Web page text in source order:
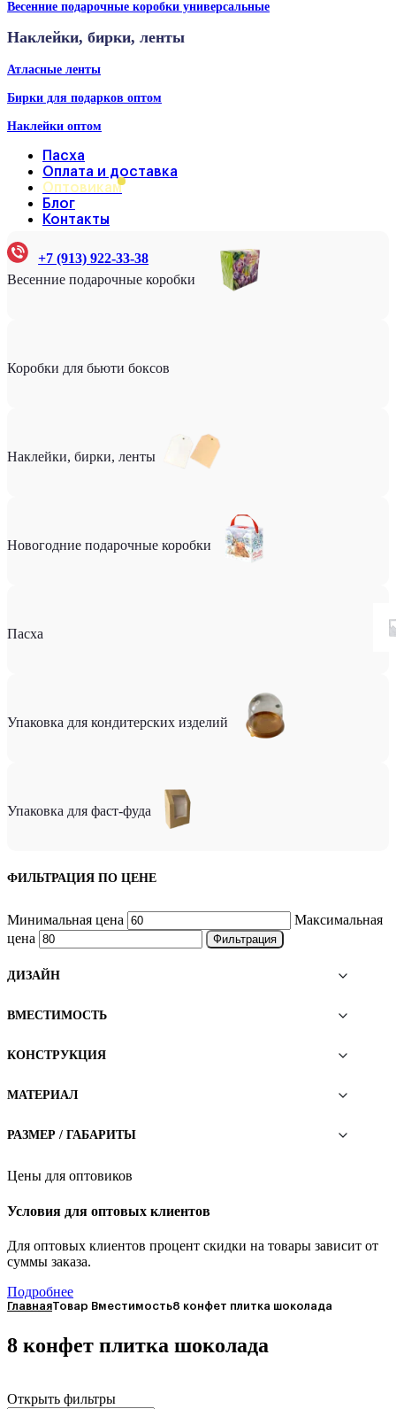
Весенние подарочные коробки универсальные
Наклейки, бирки, ленты
Атласные ленты
Бирки для подарков оптом
Наклейки оптом
Пасха
Оплата и доставка
Оптовикам
Блог
Контакты
+7 (913) 922-33-38
Весенние подарочные коробки
Коробки для бьюти боксов
Наклейки, бирки, ленты
Новогодние подарочные коробки
Пасха
Упаковка для кондитерских изделий
Упаковка для фаст-фуда
ФИЛЬТРАЦИЯ ПО ЦЕНЕ
Минимальная цена
Максимальная
цена
Фильтрация
ДИЗАЙН
ВМЕСТИМОСТЬ
КОНСТРУКЦИЯ
МАТЕРИАЛ
РАЗМЕР / ГАБАРИТЫ
Цены для оптовиков
Условия для оптовых клиентов
Для оптовых клиентов процент скидки на товары зависит от
суммы заказа.
Подробнее
ГлавнаяТовар Вместимость8 конфет плитка шоколада
8 конфет плитка шоколада
Открыть фильтры